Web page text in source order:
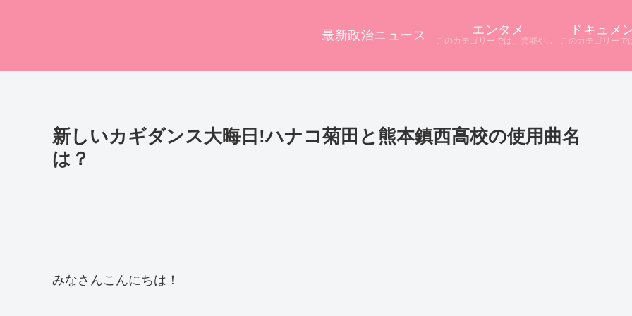
最新政治ニュース エンタメ
このカテゴリーでは、芸能やエンタメに関するニュースをまとめています。 テレビや配信サービス、SNSなど多様な情報源から話題をピックアップ。 ニュース記事だけでは分からない背景や疑問点を深掘りし、分かりやすく解説しています。
ドキュメ
新しいカギダンス大晦日!ハナコ菊田と熊本鎮西高校の使用曲名
は？
みなさんこんにちは！